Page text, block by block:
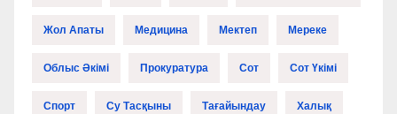
Жол Апаты Медицина Мектеп Мереке
Облыс Әкімі Прокуратура Сот Сот Үкімі
Спорт Су Тасқыны Тағайындау Халық